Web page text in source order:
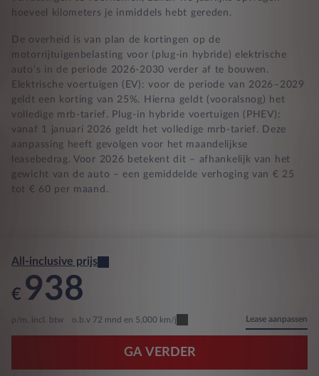
hoeveel kilometers je inmiddels hebt gereden.
De overheid is van plan de kortingen op de
motorrijtuigenbelasting voor (plug-in hybride) elektrische
auto’s in de periode 2026-2030 verder af te bouwen.
Elektrische voertuigen (EV): voor de periode van 2026–2029
geldt een korting van 25%. Hierna geldt (vooralsnog) het
volledige mrb-tarief. Plug-in hybride voertuigen (PHEV):
vanaf 1 januari 2026 geldt het volledige mrb-tarief. Deze
aanpassing heeft gevolgen voor het maandelijkse
leasebedrag. Voor 2026 betekent dit – afhankelijk van het
gewicht van de auto – een gemiddelde verhoging van € 25
tot € 60 per maand.
All-inclusive prijs
€ 938
p/m. incl. btw o.b.v 72 mnd en 5,000 km/j Lease aanpassen
GA VERDER